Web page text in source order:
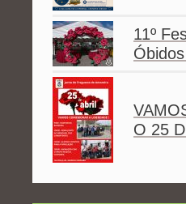
11º
O 25